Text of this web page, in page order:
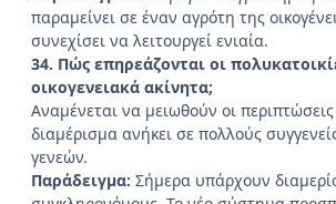
παραμείνει σε έναν αγρότη της
συνεχίσει να λειτουργεί ενιαία.
34. Πώς επηρεάζονται οι
οικογενειακά ακίνητα;
Αναμένεται να μειωθούν οι
διαμέρισμα ανήκει σε πολλούς
γενεών.
Παράδειγμα: Σήμερα υπάρχουν